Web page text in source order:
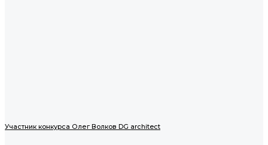
Участник конкурса Олег Волков DG architect